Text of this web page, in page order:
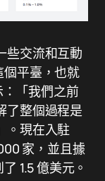
些交流和互動
平臺，也就
「我們之前
了整個過程是
。現在入駐
家，並且據
1.5 億美元。